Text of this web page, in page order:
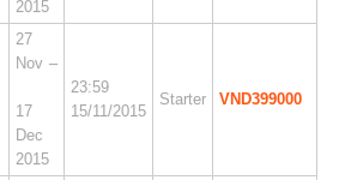
2015
27
Nov –
17
Dec
2015
23:59
15/11/2015
Starter VND399000